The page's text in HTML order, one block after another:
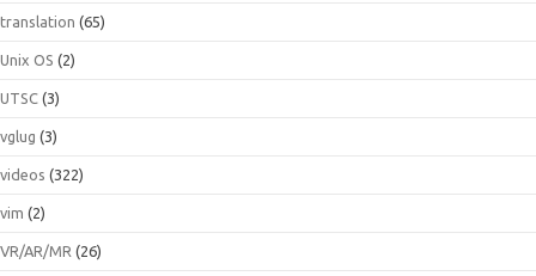
translation (65)
Unix OS (2)
UTSC (3)
vglug (3)
videos (322)
vim (2)
VR/AR/MR (26)